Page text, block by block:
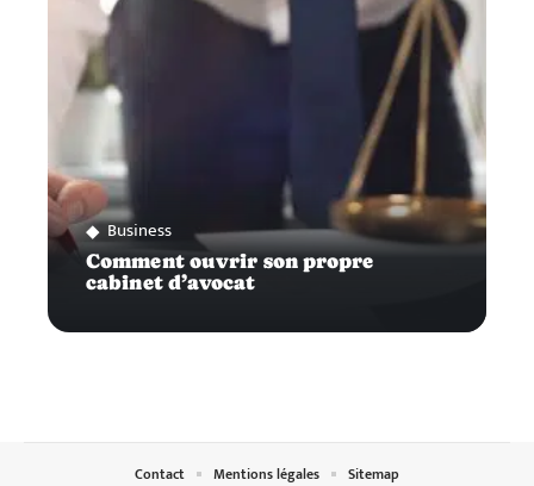
Business
Comment ouvrir son propre
cabinet d’avocat
Contact Mentions légales Sitemap